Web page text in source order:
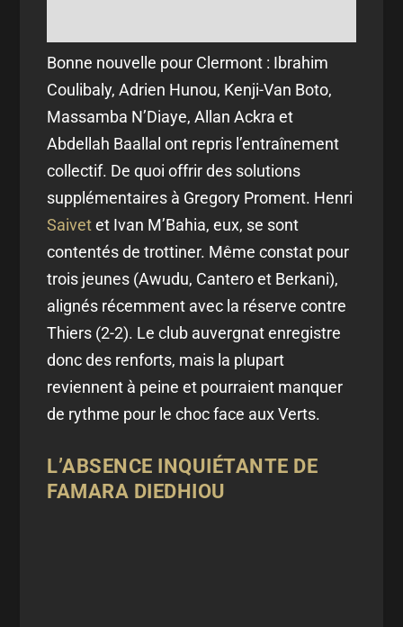
Bonne nouvelle pour Clermont : Ibrahim
Coulibaly, Adrien Hunou, Kenji-Van Boto,
Massamba N’Diaye, Allan Ackra et
Abdellah Baallal ont repris l’entraînement
collectif. De quoi offrir des solutions
supplémentaires à Gregory Proment. Henri
Saivetet Ivan M’Bahia, eux, se sont
contentés de trottiner. Même constat pour
trois jeunes (Awudu, Cantero et Berkani),
alignés récemment avec la réserve contre
Thiers (2-2). Le club auvergnat enregistre
donc des renforts, mais la plupart
reviennent à peine et pourraient manquer
de rythme pour le choc face aux Verts.
L’ABSENCE INQUIÉTANTE DE
FAMARA DIEDHIOU